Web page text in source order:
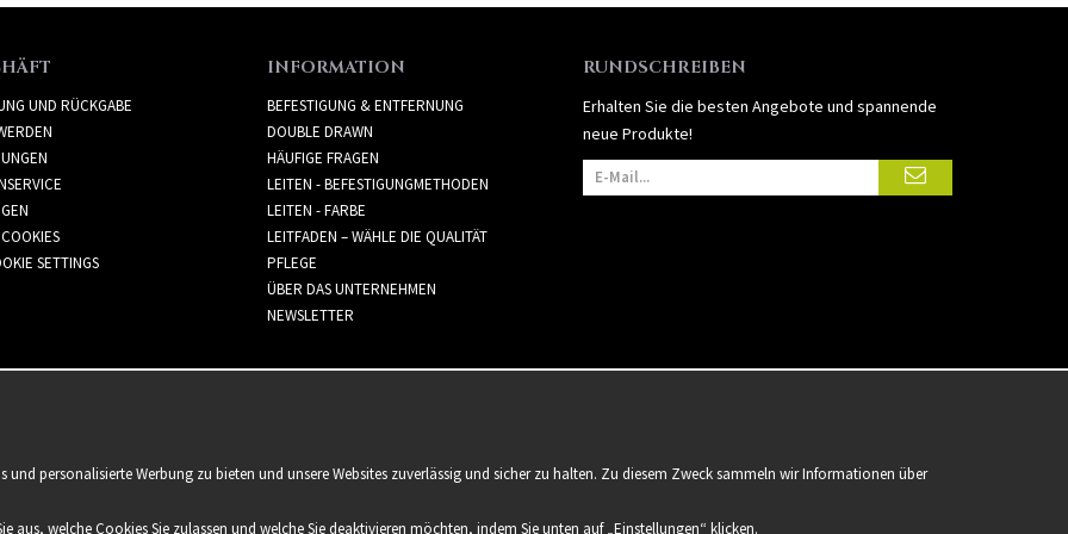
UND RÜCKGABE
SETTINGS
INFORMATION
BEFESTIGUNG & ENTFERNUNG
DOUBLE DRAWN
HÄUFIGE FRAGEN
LEITEN - BEFESTIGUNGMETHODEN
LEITEN - FARBE
LEITFADEN – WÄHLE DIE QUALITÄT
PFLEGE
ÜBER DAS UNTERNEHMEN
NEWSLETTER
RUNDSCHREIBEN
Erhalten Sie die besten Angebote und spannende
neue Produkte!
personalisierte Werbung zu bieten und unsere Websites zuverlässig und sicher zu halten. Zu diesem Zweck sammeln wir Informationen über
aus, welche Cookies Sie zulassen und welche Sie deaktivieren möchten, indem Sie unten auf „Einstellungen“ klicken.